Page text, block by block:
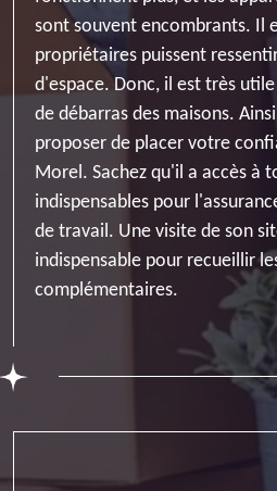
sont souvent encombrants. Il
propriétaires puissent
d'espace. Donc, il est très
de débarras des maisons.
proposer de placer votre
Morel. Sachez qu'il a accès à
indispensables pour
de travail. Une visite de son
indispensable pour recueillir
complémentaires.